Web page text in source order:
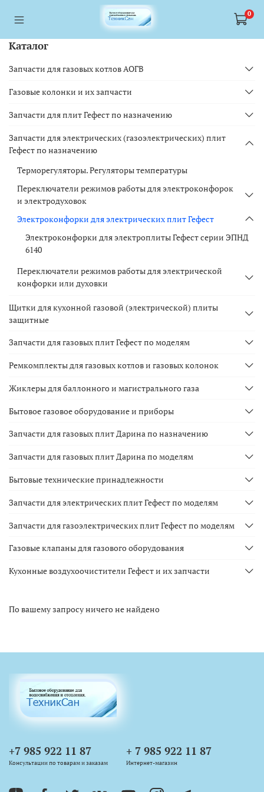
0
По вашему запросу ничего не найдено
Каталог
Запчасти для газовых котлов АОГВ
Газовые колонки и их запчасти
Запчасти для плит Гефест по назначению
Запчасти для электрических (газоэлектрических) плит
Гефест по назначению
Терморегуляторы. Регуляторы температуры
Переключатели режимов работы для электроконфорок
и электродуховок
Электроконфорки для электрических плит Гефест
Электроконфорки для электроплиты Гефест серии ЭПНД
6140
Переключатели режимов работы для электрической
конфорки или духовки
Щитки для кухонной газовой (электрической) плиты
защитные
Запчасти для газовых плит Гефест по моделям
Ремкомплекты для газовых котлов и газовых колонок
Жиклеры для баллонного и магистрального газа
Бытовое газовое оборудование и приборы
Запчасти для газовых плит Дарина по назначению
Запчасти для газовых плит Дарина по моделям
Бытовые технические принадлежности
Запчасти для электрических плит Гефест по моделям
Запчасти для газоэлектрических плит Гефест по моделям
Газовые клапаны для газового оборудования
Кухонные воздухоочистители Гефест и их запчасти
+7 985 922 11 87
Консультации по товарам и заказам
+ 7 985 922 11 87
Интернет-магазин
<a href="https://webmaster.yandex.ru/siteinfo/?site=https://
<a href="https://webmaster.yandex.ru/siteinfo/?site=https://